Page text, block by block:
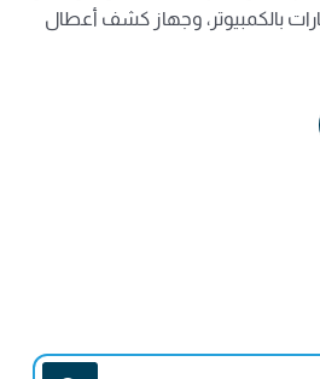
بالكمبيوتر، وجهاز كشف أعطال